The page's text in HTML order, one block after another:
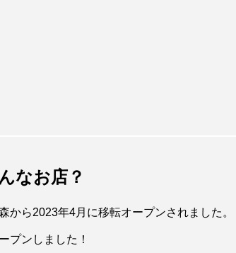
なお店？
から2023年4月に移転オープンされました。
プンしました！